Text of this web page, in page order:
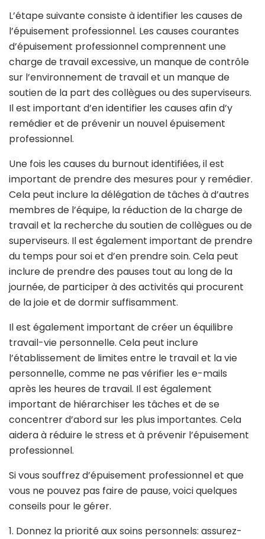
L’étape suivante consiste à identifier les causes de
l’épuisement professionnel. Les causes courantes
d’épuisement professionnel comprennent une
charge de travail excessive, un manque de contrôle
sur l’environnement de travail et un manque de
soutien de la part des collègues ou des superviseurs.
Il est important d’en identifier les causes afin d’y
remédier et de prévenir un nouvel épuisement
professionnel.
Une fois les causes du burnout identifiées, il est
important de prendre des mesures pour y remédier.
Cela peut inclure la délégation de tâches à d’autres
membres de l’équipe, la réduction de la charge de
travail et la recherche du soutien de collègues ou de
superviseurs. Il est également important de prendre
du temps pour soi et d’en prendre soin. Cela peut
inclure de prendre des pauses tout au long de la
journée, de participer à des activités qui procurent
de la joie et de dormir suffisamment.
Il est également important de créer un équilibre
travail-vie personnelle. Cela peut inclure
l’établissement de limites entre le travail et la vie
personnelle, comme ne pas vérifier les e-mails
après les heures de travail. Il est également
important de hiérarchiser les tâches et de se
concentrer d’abord sur les plus importantes. Cela
aidera à réduire le stress et à prévenir l’épuisement
professionnel.
Si vous souffrez d’épuisement professionnel et que
vous ne pouvez pas faire de pause, voici quelques
conseils pour le gérer.
1. Donnez la priorité aux soins personnels: assurez-